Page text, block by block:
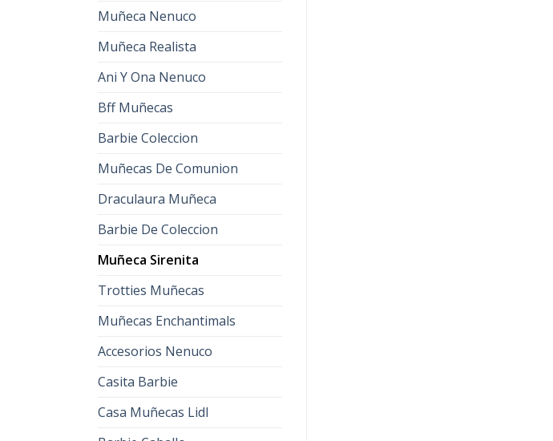
Muñeca Nenuco
Muñeca Realista
Ani Y Ona Nenuco
Bff Muñecas
Barbie Coleccion
Muñecas De Comunion
Draculaura Muñeca
Barbie De Coleccion
Muñeca Sirenita
Trotties Muñecas
Muñecas Enchantimals
Accesorios Nenuco
Casita Barbie
Casa Muñecas Lidl